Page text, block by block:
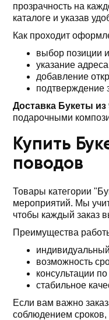
прозрачность на
каталоге и указав
Как проходит
выбор позиции
указание
добавление
подтверждение
Доставка Букеты
подарочными
Купить
поводов
Товары категории
мероприятий. Мы
чтобы каждый заказ
Преимущества
возможность
консультации
стабильное
Если вам важно
соблюдением